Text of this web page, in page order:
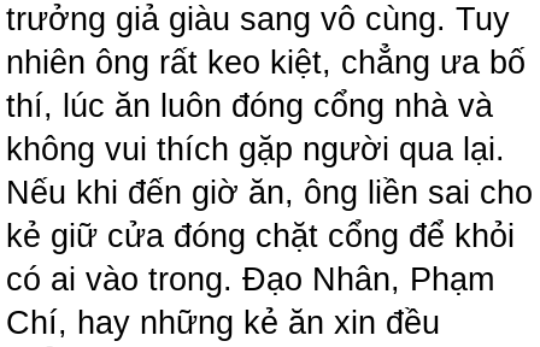
trưởng giả giàu sang vô cùng. Tuy
nhiên ông rất keo kiệt, chẳng ưa bố
thí, lúc ăn luôn đóng cổng nhà và
không vui thích gặp người qua lại.
Nếu khi đến giờ ăn, ông liền sai cho
kẻ giữ cửa đóng chặt cổng để khỏi
có ai vào trong. Đạo Nhân, Phạm
Chí, hay những kẻ ăn xin đều